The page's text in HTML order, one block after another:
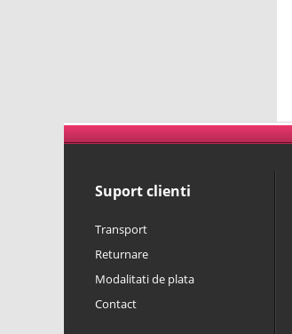
Suport clienti
Transport
Returnare
Modalitati de plata
Contact